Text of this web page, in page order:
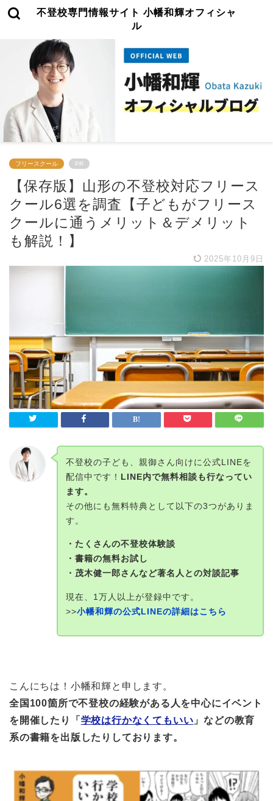
不登校専門情報サイト 小幡和輝オフィシャ
ル
フリースクール PR
【保存版】山形の不登校対応フリース
クール6選を調査【子どもがフリース
クールに通うメリット＆デメリット
も解説！】
2025年10月9日
不登校の子ども、親御さん向けに公式LINEを
配信中です！ LINE内で無料相談も行なってい
ます。
その他にも無料特典として以下の3つがありま
す。
・たくさんの不登校体験談
・書籍の無料お試し
・茂木健一郎さんなど著名人との対談記事
現在、1万人以上が登録中です。
>>小幡和輝の公式LINEの詳細はこちら
こんにちは！小幡和輝と申します。
全国100箇所で不登校の経験がある人を中心にイベント
を開催したり「 学校は行かなくてもいい 」などの教育
系の書籍を出版したりしております。